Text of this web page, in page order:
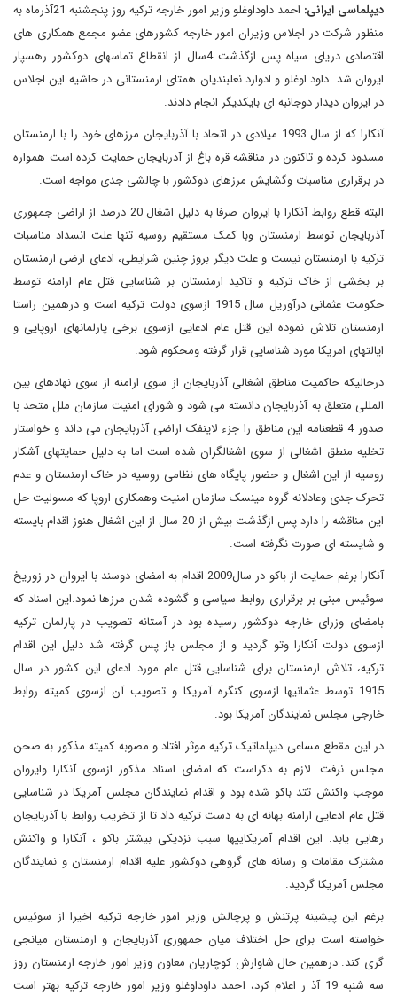
دیپلماسی ایرانی:
احمد داوداوغلو وزیر امور خارجه ترکیه روز پنجشنبه 21آذرماه به
منظور شرکت در اجلاس وزیران امور خارجه کشورهای عضو مجمع همکاری های
اقتصادی دریای سیاه پس ازگذشت 4سال از انقطاع تماسهای دوکشور رهسپار
ایروان شد. داود اوغلو و ادوارد نعلبندیان همتای ارمنستانی در حاشیه این اجلاس
در ایروان دیدار دوجانبه ای بایکدیگر انجام دادند.
آنکارا که از سال 1993 میلادی در اتحاد با آذربایجان مرزهای خود را با ارمنستان
مسدود کرده و تاکنون در مناقشه قره باغ از آذربایجان حمایت کرده است همواره
در برقراری مناسبات وگشایش مرزهای دوکشور با چالشی جدی مواجه است.
البته قطع روابط آنکارا با ایروان صرفا به دلیل اشغال 20 درصد از اراضی جمهوری
آذربایجان توسط ارمنستان وبا کمک مستقیم روسیه تنها علت انسداد مناسبات
ترکیه با ارمنستان نیست و علت دیگر بروز چنین شرایطی، ادعای ارضی ارمنستان
بر بخشی از خاک ترکیه و تاکید ارمنستان بر شناسایی قتل عام ارامنه توسط
حکومت عثمانی درآوریل سال 1915 ازسوی دولت ترکیه است و درهمین راستا
ارمنستان تلاش نموده این قتل عام ادعایی ازسوی برخی پارلمانهای اروپایی و
ایالتهای امریکا مورد شناسایی قرار گرفته ومحکوم شود.
درحالیکه حاکمیت مناطق اشغالی آذربایجان از سوی ارامنه از سوی نهادهای بین
المللی متعلق به آذربایجان دانسته می شود و شورای امنیت سازمان ملل متحد با
صدور 4 قطعنامه این مناطق را جزء لاینفک اراضی آذربایجان می داند و خواستار
تخلیه منطق اشغالی از سوی اشغالگران شده است اما به دلیل حمایتهای آشکار
روسیه از این اشغال و حضور پایگاه های نظامی روسیه در خاک ارمنستان و عدم
تحرک جدی وعادلانه گروه مینسک سازمان امنیت وهمکاری اروپا که مسولیت حل
این مناقشه را دارد پس ازگذشت بیش از 20 سال از این اشغال هنوز اقدام بایسته
و شایسته ای صورت نگرفته است.
آنکارا برغم حمایت از باکو در سال2009 اقدام به امضای دوسند با ایروان در زوریخ
سوئیس مبنی بر برقراری روابط سیاسی و گشوده شدن مرزها نمود.این اسناد که
بامضای وزرای خارجه دوکشور رسیده بود در آستانه تصویب در پارلمان ترکیه
ازسوی دولت آنکارا وتو گردید و از مجلس باز پس گرفته شد دلیل این اقدام
ترکیه، تلاش ارمنستان برای شناسایی قتل عام مورد ادعای این کشور در سال
1915 توسط عثمانیها ازسوی کنگره آمریکا و تصویب آن ازسوی کمیته روابط
خارجی مجلس نمایندگان آمریکا بود.
در این مقطع مساعی دیپلماتیک ترکیه موثر افتاد و مصوبه کمیته مذکور به صحن
مجلس نرفت. لازم به ذکراست که امضای اسناد مذکور ازسوی آنکارا وایروان
موجب واکنش تتد باکو شده بود و اقدام نمایندگان مجلس آمریکا در شناسایی
قتل عام ادعایی ارامنه بهانه ای به دست ترکیه داد تا از تخریب روابط با آذربایجان
رهایی یابد. این اقدام آمریکاییها سبب نزدیکی بیشتر باکو ، آنکارا و واکنش
مشترک مقامات و رسانه های گروهی دوکشور علیه اقدام ارمنستان و نمایندگان
مجلس آمریکا گردید.
برغم این پیشینه پرتنش و پرچالش وزیر امور خارجه ترکیه اخیرا از سوئیس
خواسته است برای حل اختلاف میان جمهوری آذربایجان و ارمنستان میانجی
گری کند. درهمین حال شاوارش کوچاریان معاون وزیر امور خارجه ارمنستان روز
سه شنبه 19 آذ ر اعلام کرد، احمد داوداوغلو وزیر امور خارجه ترکیه بهتر است